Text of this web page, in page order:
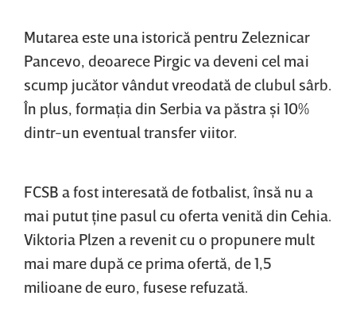
Mutarea este una istorică pentru Zeleznicar
Pancevo, deoarece Pirgic va deveni cel mai
scump jucător vândut vreodată de clubul sârb.
În plus, formaţia din Serbia va păstra şi 10%
dintr-un eventual transfer viitor.
FCSB a fost interesată de fotbalist, însă nu a
mai putut ţine pasul cu oferta venită din Cehia.
Viktoria Plzen a revenit cu o propunere mult
mai mare după ce prima ofertă, de 1,5
milioane de euro, fusese refuzată.